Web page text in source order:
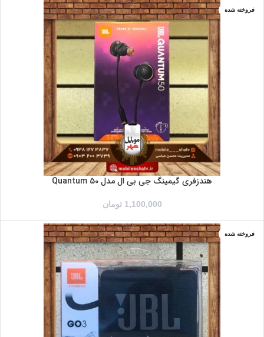
فروخته شده
هندزفری گیمینگ جی بی ال مدل Quantum 50
1,100,000 تومان
فروخته شده